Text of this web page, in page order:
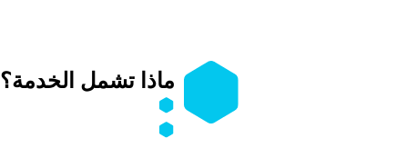
ماذا تشمل الخدمة؟